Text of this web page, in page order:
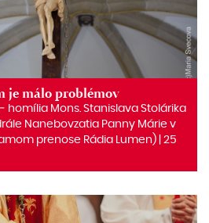
je málo problémov
homília Mons. Stanislava Stolárika
Nanebovzatia Panny Márie v
prenose Rádia Lumen) | 25